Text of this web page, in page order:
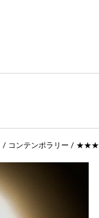
/ コンテンポラリー / ★★★